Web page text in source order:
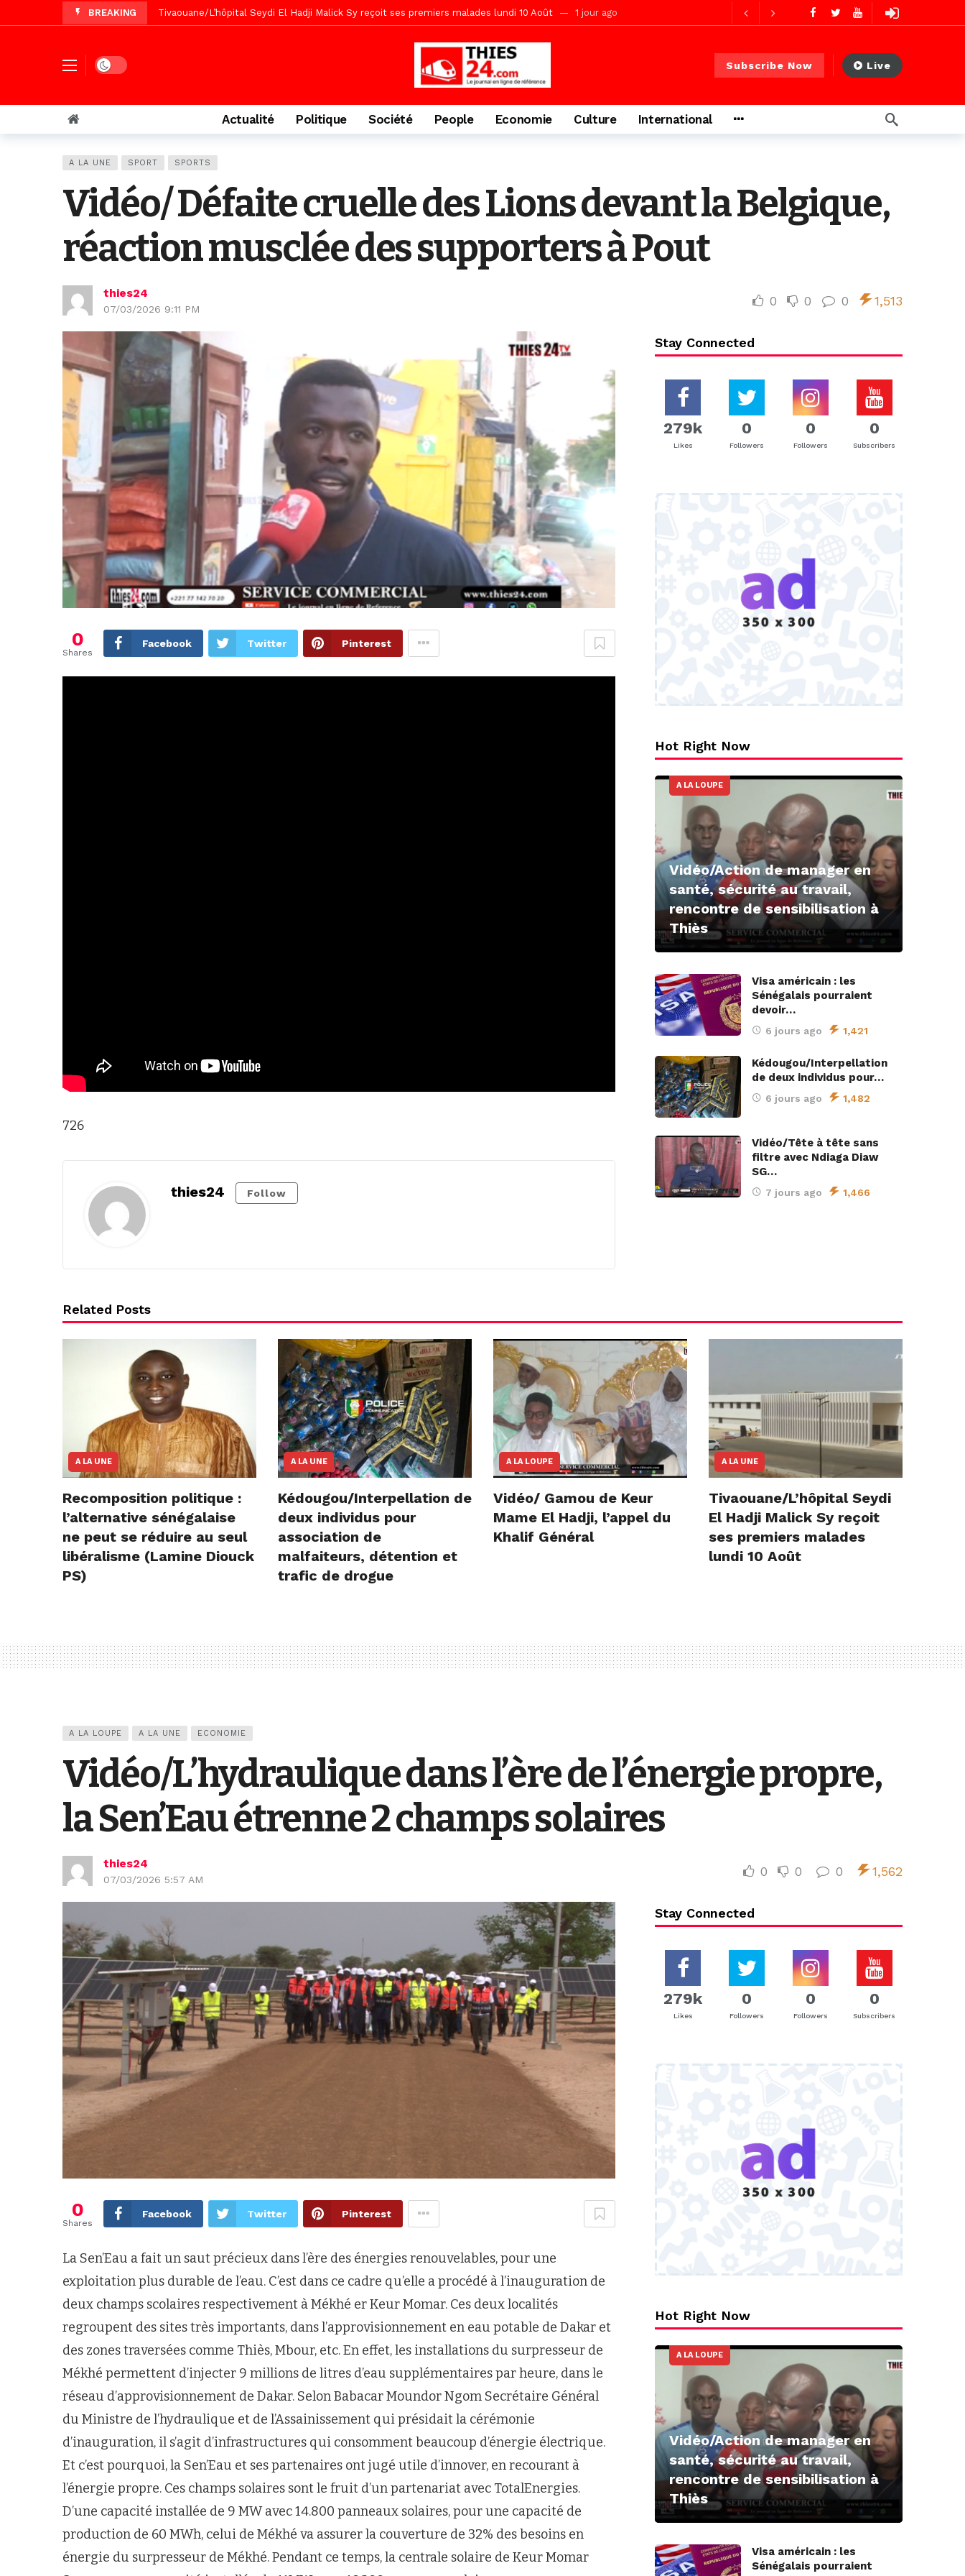
BREAKING Recomposition politique : l’alternative sénégalaise ne peut se réduire au seul libéralisme (Lamine Diouck PS)
Vidéo/ Préparation Gamou 2026, Keur Mame El Hadji décline ses priorités devant le Gouverneur
Vidéo/ Magal 2026, le train a transporté 9.651 passagers, l’équivalent de 600 minibus
Dark mode Subscribe Now Live
Actualité Politique Société People Economie Culture International
A LA UNE SPORT SPORTS
Vidéo/ Défaite cruelle des Lions devant la Belgique,
réaction musclée des supporters à Pout
thies24
07/03/2026 9:11 PM
0 0 0 1,513
0
Shares
Facebook Twitter Pinterest
726
thies24 Follow
Stay Connected
279k
Likes
0
Followers
0
Followers
0
Subscribers
Hot Right Now
A LA LOUPE
Vidéo/Action de manager en
santé, sécurité au travail,
rencontre de sensibilisation à
Thiès
Visa américain : les
Sénégalais pourraient
devoir…
6 jours ago 1,421
Kédougou/Interpellation
de deux individus pour…
6 jours ago 1,482
Vidéo/Tête à tête sans
filtre avec Ndiaga Diaw
SG…
7 jours ago 1,466
Related Posts
A LA UNE
Recomposition politique :
l’alternative sénégalaise
ne peut se réduire au seul
libéralisme (Lamine Diouck
PS)
A LA UNE
Kédougou/Interpellation de
deux individus pour
association de
malfaiteurs, détention et
trafic de drogue
A LA LOUPE
Vidéo/ Gamou de Keur
Mame El Hadji, l’appel du
Khalif Général
A LA UNE
Tivaouane/L’hôpital Seydi
El Hadji Malick Sy reçoit
ses premiers malades
lundi 10 Août
A LA LOUPE A LA UNE ECONOMIE
Vidéo/L’hydraulique dans l’ère de l’énergie propre,
la Sen’Eau étrenne 2 champs solaires
thies24
07/03/2026 5:57 AM
0 0 0 1,562
0
Shares
Facebook Twitter Pinterest
La Sen’Eau a fait un saut précieux dans l’ère des énergies renouvelables, pour une
exploitation plus durable de l’eau. C’est dans ce cadre qu’elle a procédé à l’inauguration de
deux champs scolaires respectivement à Mékhé er Keur Momar. Ces deux localités
regroupent des sites très importants, dans l’approvisionnement en eau potable de Dakar et
des zones traversées comme Thiès, Mbour, etc. En effet, les installations du surpresseur de
Mékhé permettent d’injecter 9 millions de litres d’eau supplémentaires par heure, dans le
réseau d’approvisionnement de Dakar. Selon Babacar Moundor Ngom Secrétaire Général
du Ministre de l’hydraulique et de l’Assainissement qui présidait la cérémonie
d’inauguration, il s’agit d’infrastructures qui consomment beaucoup d’énergie électrique.
Et c’est pourquoi, la Sen’Eau et ses partenaires ont jugé utile d’innover, en recourant à
l’énergie propre. Ces champs solaires sont le fruit d’un partenariat avec TotalEnergies.
D’une capacité installée de 9 MW avec 14.800 panneaux solaires, pour une capacité de
production de 60 MWh, celui de Mékhé va assurer la couverture de 32% des besoins en
énergie du surpresseur de Mékhé. Pendant ce temps, la centrale solaire de Keur Momar
Stay Connected
279k
Likes
0
Followers
0
Followers
0
Subscribers
Hot Right Now
A LA LOUPE
Vidéo/Action de manager en
santé, sécurité au travail,
rencontre de sensibilisation à
Thiès
Visa américain : les
Sénégalais pourraient